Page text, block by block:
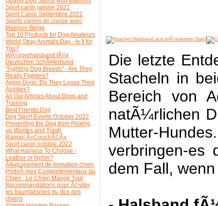
Sport canin janvier 2022
Sport Canin Septembre 2022
Sports canins de classe avec
Malinois Belge
Top 10 Products for Dog Amateurs
World Stray Animals Day - Is It for
You?
WÃ¼rgerhalsband fÃ¼r
Deutschen SchÃ¤ferhund
"Fighting Dog Breeds" - Are They
Really Fighters?
Aging Dogs: Do They Loose Their
Abilities?
All Our Articles About Dogs and
Training
Best Friends Day
Dog Sport Events October 2022
Preventing the Dog from Picking
up Wastes and Trash
Rappel Â«CouchÃ©Â»
Sport canin octobre 2022
What Harness To Choose -
Leather or Nylon?
Ã‰quipement de formation chien
ProblÃ¨mes Comportementaux du
Chien : Le Chien Mange Tout
Recommandations pour Ã©viter
les traumatismes du dos des
chiens
Die letzte
Stacheln in
Bereich von
natÃ¼rlichen
Mutter-
verbringen-es
dem Fall,